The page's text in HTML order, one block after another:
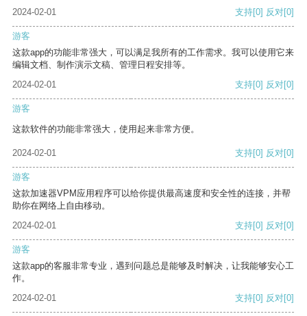
2024-02-01
支持[0] 反对[0]
游客
这款app的功能非常强大，可以满足我所有的工作需求。我可以使用它来
编辑文档、制作演示文稿、管理日程安排等。
2024-02-01
支持[0] 反对[0]
游客
这款软件的功能非常强大，使用起来非常方便。
2024-02-01 支持[0] 反对[0]
游客
这款加速器VPM应用程序可以给你提供最高速度和安全性的连接，并帮
助你在网络上自由移动。
2024-02-01
支持[0] 反对[0]
游客
这款app的客服非常专业，遇到问题总是能够及时解决，让我能够安心工
作。
2024-02-01
支持[0] 反对[0]